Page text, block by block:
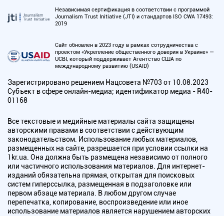
Независимая сертификация в соответствии с программой
Journalism Trust Initiative (JTI) и стандартов ISO CWA 17493:
2019
Сайт обновлен в 2023 году в рамках сотрудничества с
проектом «Укрепление общественного доверия в Украине» —
UCBI, который поддерживает Агентство США по
международному развитию (USAID)
Зарегистрировано решением Нацсовета №703 от 10.08.2023
Субъект в сфере онлайн-медиа; идентификатор медиа - R40-
01168
Все текстовые и медийные материалы сайта защищены
авторскими правами в соответствии с действующим
законодательством. Использование любых материалов,
размещенных на сайте, разрешается при условии ссылки на
1kr.ua. Она должна быть размещена независимо от полного
или частичного использования материалов. Для интернет-
изданий обязательна прямая, открытая для поисковых
систем гиперссылка, размещенная в подзаголовке или
первом абзаце материала. В любом другом случае
перепечатка, копирование, воспроизведение или иное
использование материалов является нарушением авторских